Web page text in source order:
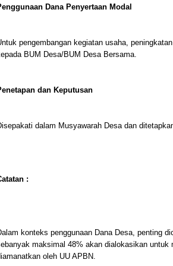
Dana Penyertaan Modal
pengembangan kegiatan usaha,
BUM Desa/BUM Desa Bersama.
dan Keputusan
dalam Musyawarah Desa dan
:
konteks penggunaan Dana Desa, penting
maksimal 48% akan dialokasikan untuk
oleh UU APBN.